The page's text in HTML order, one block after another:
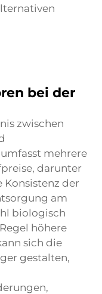
bei der
zwischen
mehrere
darunter
Konsistenz der
am
biologisch
höhere
sich die
gestalten,